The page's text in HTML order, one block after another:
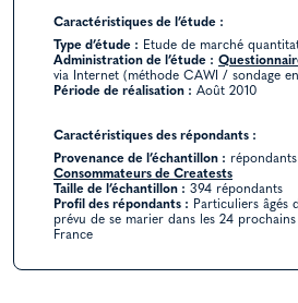
Caractéristiques de l’étude :
Type d’étude : Etude de marché
Administration de l’étude :
via Internet (méthode CAWI / sondage
Période de réalisation : Août 2010
Caractéristiques des répondants :
Provenance de l’échantillon :
Consommateurs de Creatests
Taille de l’échantillon : 394 répondants
Profil des répondants : Particuliers âgés
prévu de se marier dans les 24
France